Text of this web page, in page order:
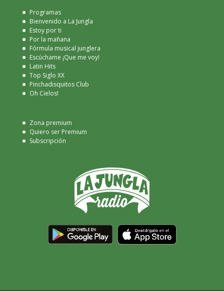
Programas
Bienvenido a La Jungla
Estoy por ti
Por la mañana
Fórmula musical junglera
Escúchame ¡Que me voy!
Latin Hits
Top Siglo XX
Pinchadisquitos Club
Oh Cielos!
Zona premium
Quiero ser Premium
Subscripción